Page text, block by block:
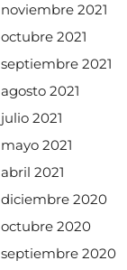
noviembre 2021
octubre 2021
septiembre 2021
agosto 2021
julio 2021
mayo 2021
abril 2021
diciembre 2020
octubre 2020
septiembre 2020